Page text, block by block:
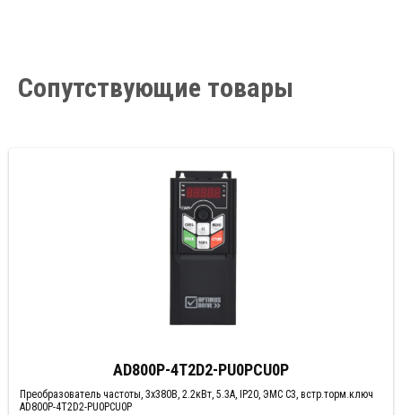
Сопутствующие товары
AD800P-4T2D2-PU0PCU0P
Преобразователь частоты, 3х380В, 2.2кВт, 5.3А, IP20, ЭМС С3, встр.торм.ключ
AD800P-4T2D2-PU0PCU0P